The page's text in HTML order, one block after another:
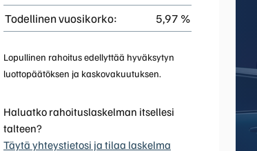
Todellinen vuosikorko:
5,97 %
Lopullinen rahoitus edellyttää hyväksytyn
luottopäätöksen ja kaskovakuutuksen.
Haluatko rahoituslaskelman itsellesi
talteen?
Täytä yhteystietosi ja tilaa laskelma